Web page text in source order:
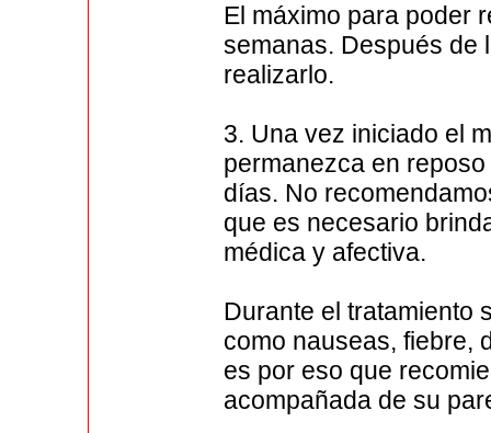
El máximo para poder
semanas. Después de
realizarlo.
3. Una vez iniciado el
permanezca en
días. No
que es necesario
médica y afectiva.
Durante el tratamiento
como nauseas, fiebre,
es por eso que
acompañada de su